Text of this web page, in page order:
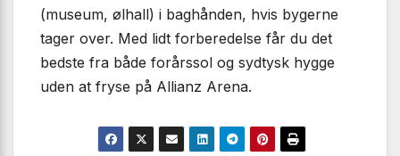
(museum, ølhall) i baghånden, hvis bygerne
tager over. Med lidt forberedelse får du det
bedste fra både forårssol og sydtysk hygge
uden at fryse på Allianz Arena.